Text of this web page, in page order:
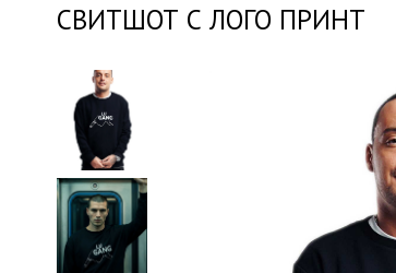
СВИТШОТ С ЛОГО ПРИНТ